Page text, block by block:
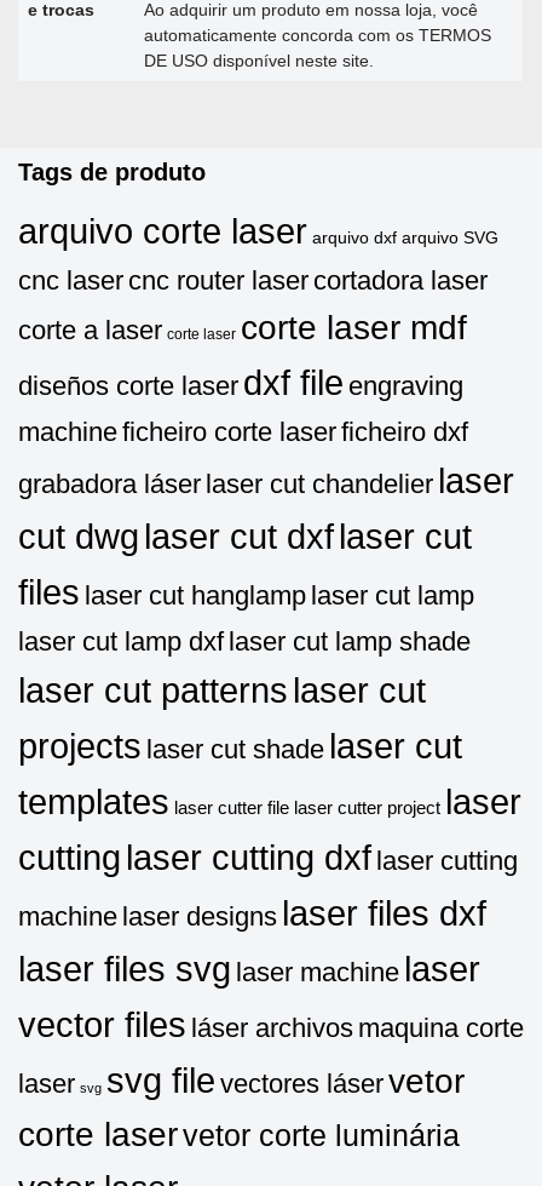
e trocas
Ao adquirir um produto em nossa loja, você
automaticamente concorda com os TERMOS
DE USO disponível neste site.
Tags de produto
arquivo corte laser arquivo dxf arquivo SVG
cnc laser cnc router laser cortadora laser
corte a laser corte laser corte laser mdf
diseños corte laser dxf file engraving
machineficheiro corte laserficheiro dxf
grabadora láser laser cut chandelier laser
cut dwg laser cut dxflaser cut
files laser cut hanglamp laser cut lamp
laser cut lamp dxf laser cut lamp shade
laser cut patterns laser cut
projects laser cut shade laser cut
templates laser cutter file laser cutter project laser
cutting laser cutting dxf laser cutting
machine laser designs laser files dxf
laser files svg laser machine laser
vector files láser archivos maquina corte
laser svg svg file vectores láservetor
corte laservetor corte luminária